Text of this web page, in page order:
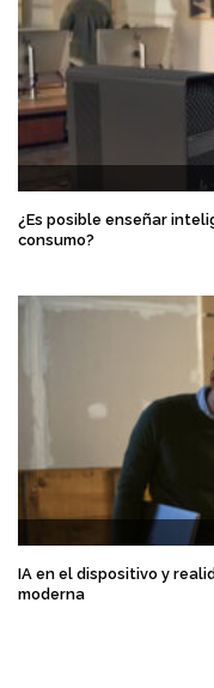
¿Es posible enseñar
consumo?
IA en el dispositivo y
moderna